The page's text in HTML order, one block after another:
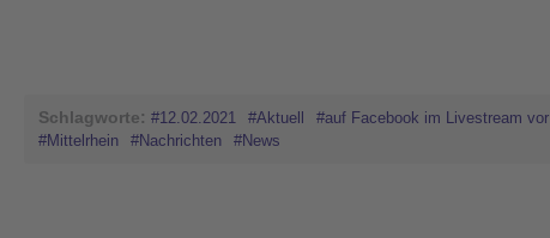
Schlagworte: #12.02.2021 #Aktuell #auf Facebook im Livestream vor
#Mittelrhein
#Nachrichten #News